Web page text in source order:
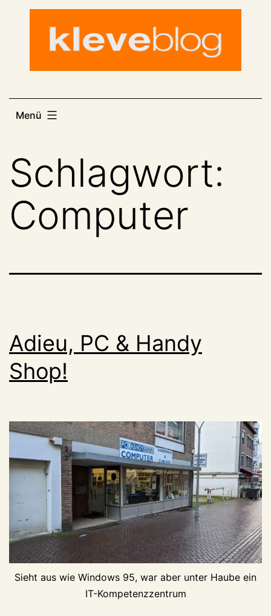
Menü
Schlagwort:
Computer
Adieu, PC & Handy
Shop!
Sieht aus wie Windows 95, war aber unter Haube ein
IT-Kompetenzzentrum